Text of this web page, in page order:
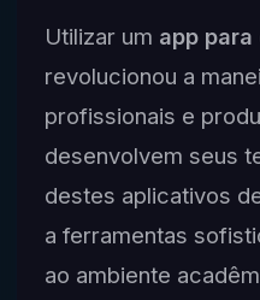
Utilizar um app
revolucionou a
profissionais e
desenvolvem seus
destes aplicativos
a ferramentas
ao ambiente